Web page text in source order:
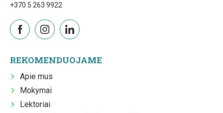
+370 5 263 9922
REKOMENDUOJAME
Apie mus
Mokymai
Lektoriai